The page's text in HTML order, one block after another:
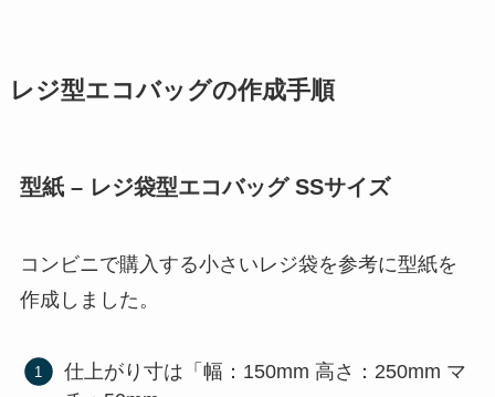
レジ型エコバッグの作成手順
型紙 – レジ袋型エコバッグ SSサイズ
コンビニで購入する小さいレジ袋を参考に型紙を
作成しました。
仕上がり寸は「幅：150mm 高さ：250mm マ